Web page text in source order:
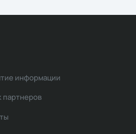
информации
партнеров